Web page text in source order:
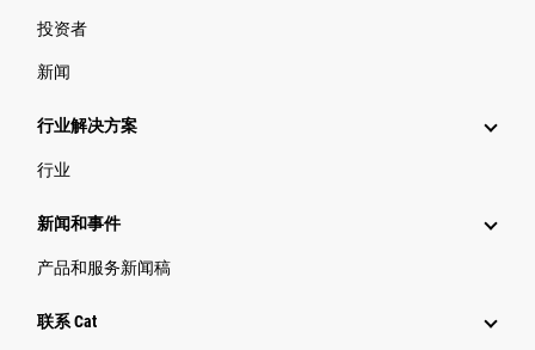
投资者
新闻
行业解决方案
行业
新闻和事件
产品和服务新闻稿
联系 Cat